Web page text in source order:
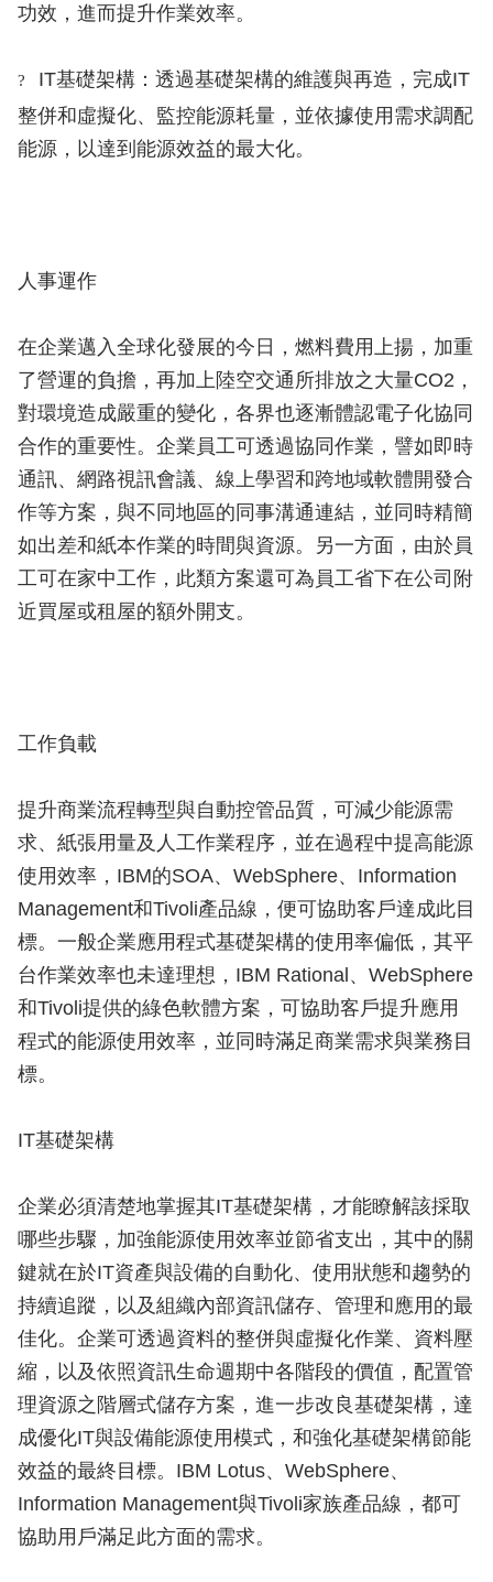
功效，進而提升作業效率。
?
IT基礎架構：透過基礎架構的維護與再造，完成IT
整併和虛擬化、監控能源耗量，並依據使用需求調配
能源，以達到能源效益的最大化。
人事運作
在企業邁入全球化發展的今日，燃料費用上揚，加重
了營運的負擔，再加上陸空交通所排放之大量CO2，
對環境造成嚴重的變化，各界也逐漸體認電子化協同
合作的重要性。企業員工可透過協同作業，譬如即時
通訊、網路視訊會議、線上學習和跨地域軟體開發合
作等方案，與不同地區的同事溝通連結，並同時精簡
如出差和紙本作業的時間與資源。另一方面，由於員
工可在家中工作，此類方案還可為員工省下在公司附
近買屋或租屋的額外開支。
工作負載
提升商業流程轉型與自動控管品質，可減少能源需
求、紙張用量及人工作業程序，並在過程中提高能源
使用效率，IBM的SOA、WebSphere、Information
Management和Tivoli產品線，便可協助客戶達成此目
標。一般企業應用程式基礎架構的使用率偏低，其平
台作業效率也未達理想，IBM Rational、WebSphere
和Tivoli提供的綠色軟體方案，可協助客戶提升應用
程式的能源使用效率，並同時滿足商業需求與業務目
標。
IT基礎架構
企業必須清楚地掌握其IT基礎架構，才能瞭解該採取
哪些步驟，加強能源使用效率並節省支出，其中的關
鍵就在於IT資產與設備的自動化、使用狀態和趨勢的
持續追蹤，以及組織內部資訊儲存、管理和應用的最
佳化。企業可透過資料的整併與虛擬化作業、資料壓
縮，以及依照資訊生命週期中各階段的價值，配置管
理資源之階層式儲存方案，進一步改良基礎架構，達
成優化IT與設備能源使用模式，和強化基礎架構節能
效益的最終目標。IBM Lotus、WebSphere、
Information Management與Tivoli家族產品線，都可
協助用戶滿足此方面的需求。